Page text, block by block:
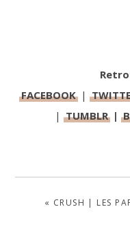
FACEBOOK |
| TUMBLR |
PREVIOUS
« CRUSH | LES